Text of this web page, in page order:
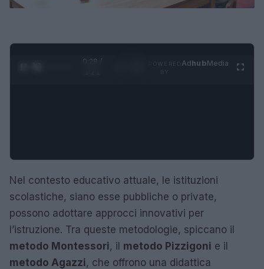
0:29 /
AdhubMedia
Nel contesto educativo attuale, le istituzioni
scolastiche, siano esse pubbliche o private,
possono adottare approcci innovativi per
l’istruzione. Tra queste metodologie, spiccano il
metodo Montessori, il metodo Pizzigoni e il
metodo Agazzi, che offrono una didattica